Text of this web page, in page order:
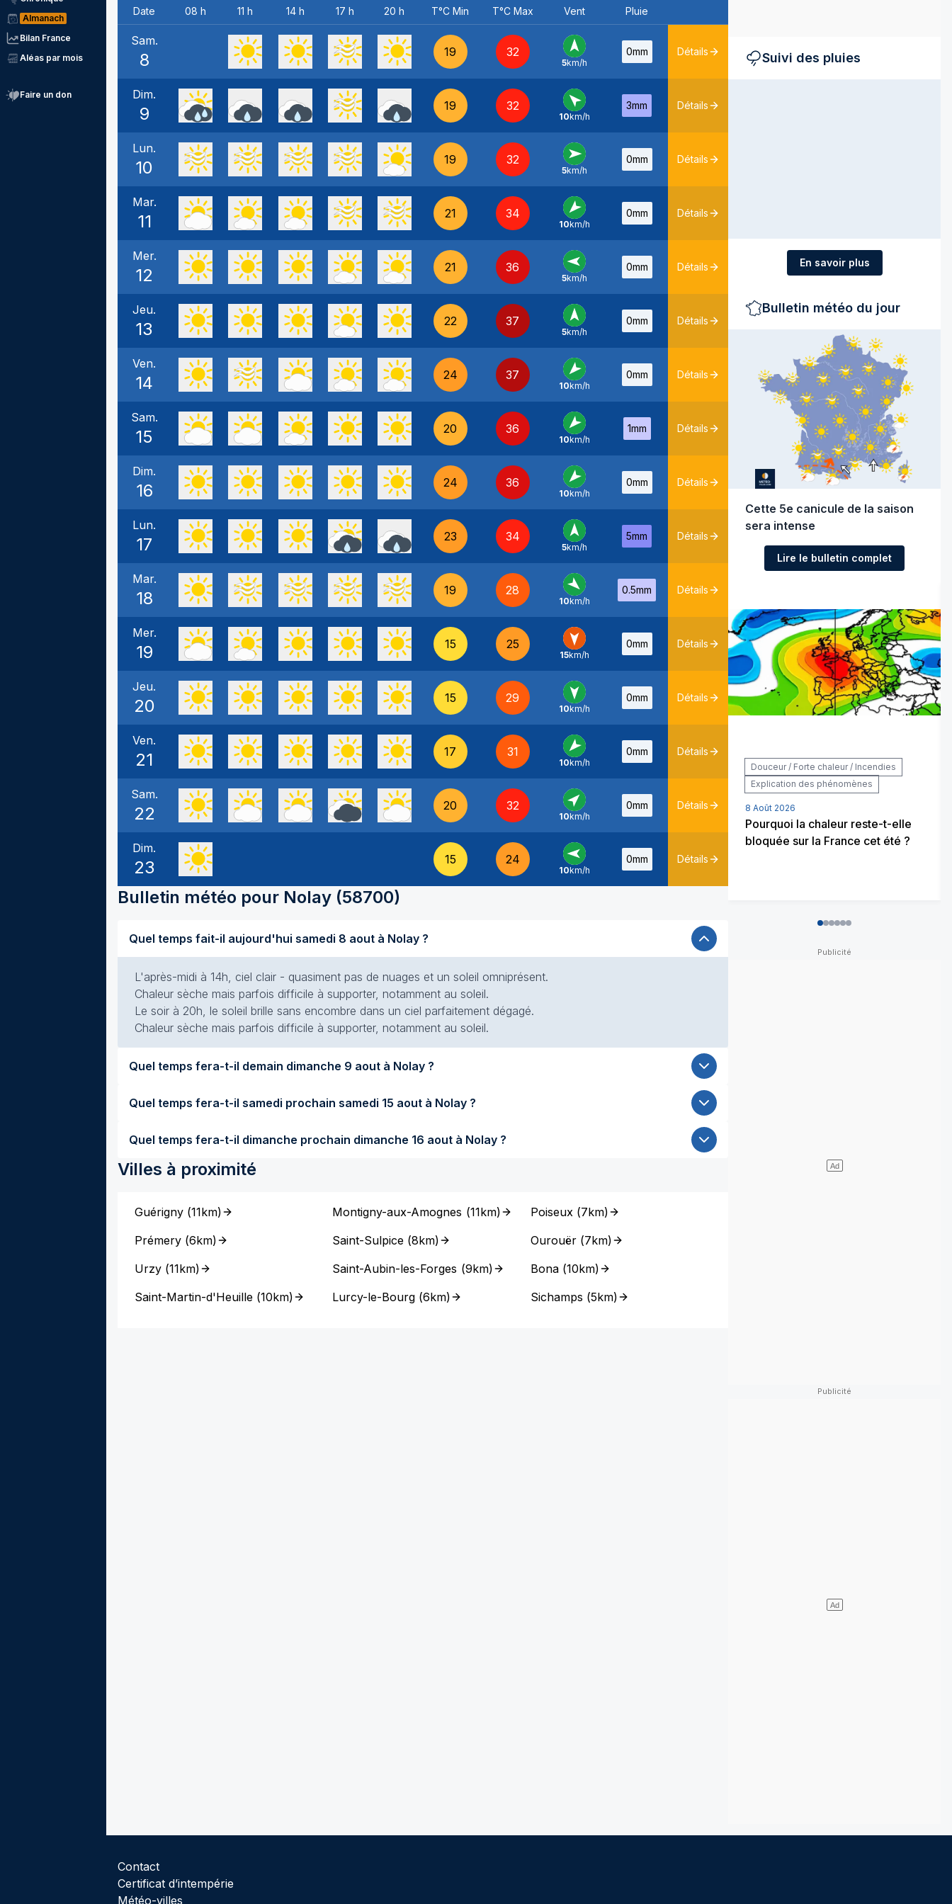
Almanach
Bilan France
Aléas par mois
Faire un don
Date 08 h 11 h 14 h 17 h 20 h T°C Min T°C Max Vent Pluie
Sam.
8 19 32
S -
5km/h
0mm Détails
Dim.
9 19 32
SE -
10km/h
3mm Détails
Lun.
10 19 32
O -
5km/h
0mm Détails
Mar.
11 21 34
NE -
10km/h
0mm Détails
Mer.
12 21 36
E -
5km/h
0mm Détails
Jeu.
13 22 37
S -
5km/h
0mm Détails
Ven.
14 24 37
NE -
10km/h
0mm Détails
Sam.
15 20 36
NE -
10km/h
1mm Détails
Dim.
16 24 36
NE -
10km/h
0mm Détails
Lun.
17 23 34
S -
5km/h
5mm Détails
Mar.
18 19 28
NO -
10km/h
0.5mm Détails
Mer.
19 15 25
N -
15km/h
0mm Détails
Jeu.
20 15 29
N -
10km/h
0mm Détails
Ven.
21 17 31
NE -
10km/h
0mm Détails
Sam.
22 20 32
SO -
10km/h
0mm Détails
Dim.
23 15 24
E -
10km/h
0mm Détails
Bulletin météo pour Nolay (58700)
Quel temps fait-il aujourd'hui samedi 8 aout à Nolay ?
L'après-midi à 14h, ciel clair - quasiment pas de nuages et un soleil omniprésent.
Chaleur sèche mais parfois difficile à supporter, notamment au soleil.
Le soir à 20h, le soleil brille sans encombre dans un ciel parfaitement dégagé.
Chaleur sèche mais parfois difficile à supporter, notamment au soleil.
Quel temps fera-t-il demain dimanche 9 aout à Nolay ?
Quel temps fera-t-il samedi prochain samedi 15 aout à Nolay ?
Quel temps fera-t-il dimanche prochain dimanche 16 aout à Nolay ?
Villes à proximité
Guérigny (11km)
Prémery (6km)
Urzy (11km)
Saint-Martin-d'Heuille (10km)
Montigny-aux-Amognes (11km)
Saint-Sulpice (8km)
Saint-Aubin-les-Forges (9km)
Lurcy-le-Bourg (6km)
Poiseux(7km)
Ourouër(7km)
Bona(10km)
Sichamps (5km)
Suivi des pluies
En savoir plus
Bulletin météo du jour
Cette 5e canicule de la saison
sera intense
Lire le bulletin complet
Douceur / Forte chaleur / Incendies
Explication des phénomènes
8 Août 2026
Pourquoi la chaleur reste-t-elle
bloquée sur la France cet été ?
Contact
Certificat d’intempérie
Météo-villes